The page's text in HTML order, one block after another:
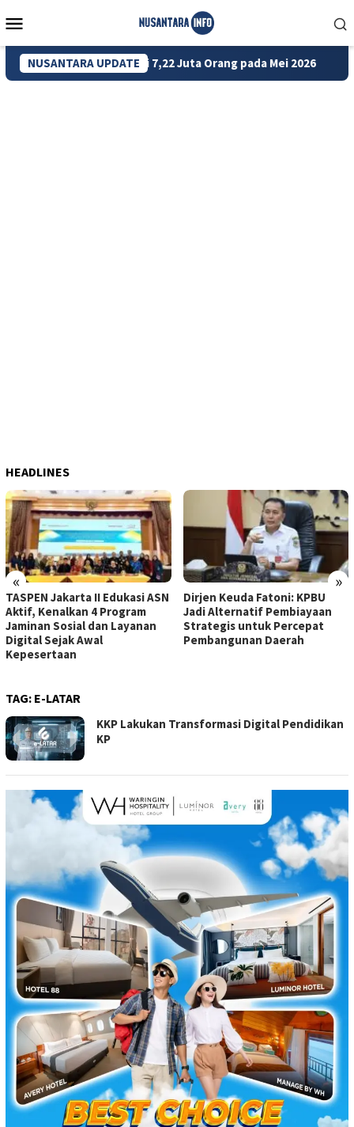
ke
Mobile
NUSANTARA UPDATE
Turun Jadi 7,22 Juta Orang pada Mei 2026 Bank
HEADLINES
« »
TASPEN Jakarta II Edukasi ASN
Aktif, Kenalkan 4 Program
Jaminan Sosial dan Layanan
Digital Sejak Awal
Kepesertaan
Dirjen Keuda Fatoni: KPBU
Jadi Alternatif Pembiayaan
Strategis untuk Percepat
Pembangunan Daerah
TAG: E-LATAR
KKP Lakukan Transformasi Digital Pendidikan
KP